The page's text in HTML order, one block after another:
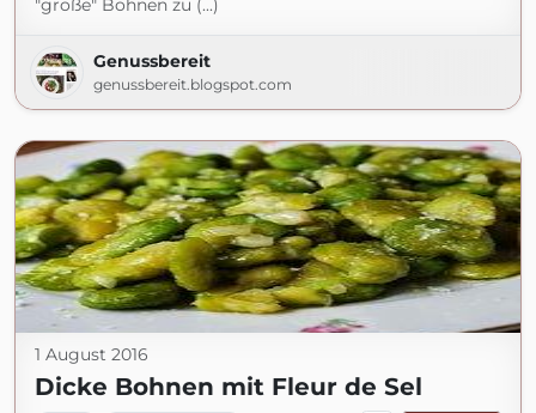
"große" Bohnen zu (...)
Genussbereit
genussbereit.blogspot.com
1 August 2016
Dicke Bohnen mit Fleur de Sel